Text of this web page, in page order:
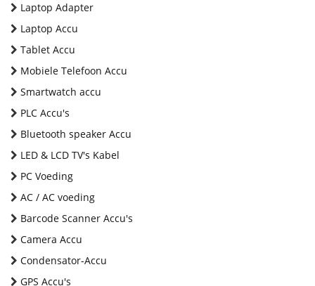
Laptop Adapter
Laptop Accu
Tablet Accu
Mobiele Telefoon Accu
Smartwatch accu
PLC Accu's
Bluetooth speaker Accu
LED & LCD TV's Kabel
PC Voeding
AC / AC voeding
Barcode Scanner Accu's
Camera Accu
Condensator-Accu
GPS Accu's